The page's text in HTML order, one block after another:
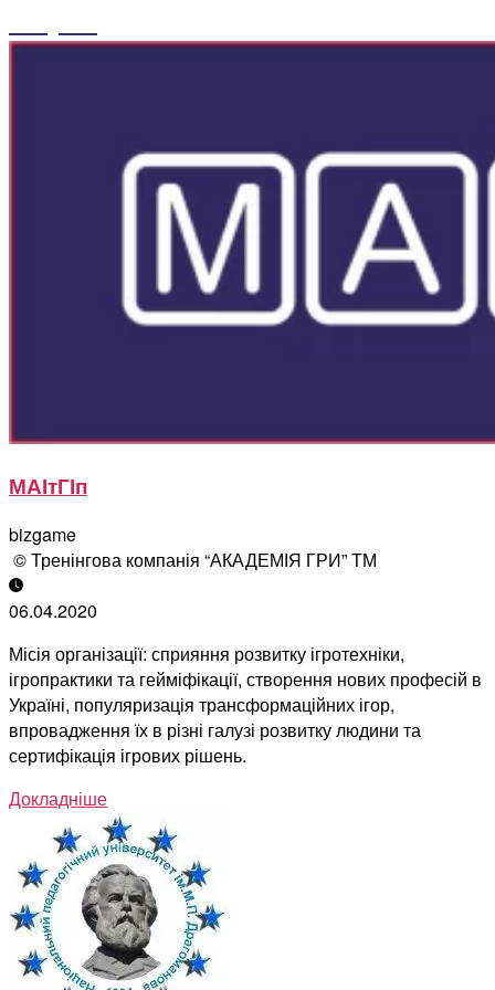
МАІтГІп
bizgame
© Тренінгова компанія “АКАДЕМІЯ ГРИ” ТМ
06.04.2020
Місія організації: сприяння розвитку ігротехніки,
ігропрактики та гейміфікації, створення нових професій в
Україні, популяризація трансформаційних ігор,
впровадження їх в різні галузі розвитку людини та
сертифікація ігрових рішень.
Докладніше